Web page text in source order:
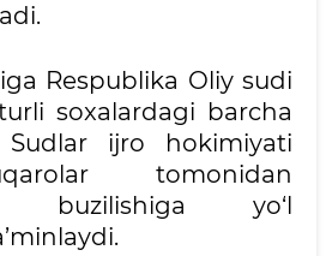
Respublika Oliy sudi
soxalardagi barcha
ijro hokimiyati
tomonidan
buzilishiga yo‘l